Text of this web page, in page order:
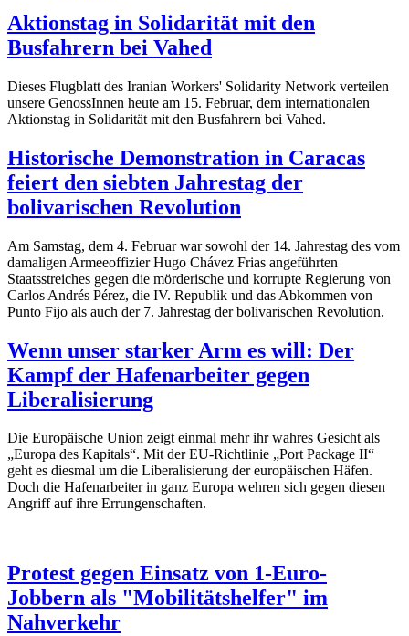
Aktionstag in Solidarität mit den
Busfahrern bei Vahed
Dieses Flugblatt des Iranian Workers' Solidarity Network verteilen
unsere GenossInnen heute am 15. Februar, dem internationalen
Aktionstag in Solidarität mit den Busfahrern bei Vahed.
Historische Demonstration in Caracas
feiert den siebten Jahrestag der
bolivarischen Revolution
Am Samstag, dem 4. Februar war sowohl der 14. Jahrestag des vom
damaligen Armeeoffizier Hugo Chávez Frias angeführten
Staatsstreiches gegen die mörderische und korrupte Regierung von
Carlos Andrés Pérez, die IV. Republik und das Abkommen von
Punto Fijo als auch der 7. Jahrestag der bolivarischen Revolution.
Wenn unser starker Arm es will: Der
Kampf der Hafenarbeiter gegen
Liberalisierung
Die Europäische Union zeigt einmal mehr ihr wahres Gesicht als
„Europa des Kapitals“. Mit der EU-Richtlinie „Port Package II“
geht es diesmal um die Liberalisierung der europäischen Häfen.
Doch die Hafenarbeiter in ganz Europa wehren sich gegen diesen
Angriff auf ihre Errungenschaften.
Protest gegen Einsatz von 1-Euro-
Jobbern als "Mobilitätshelfer" im
Nahverkehr